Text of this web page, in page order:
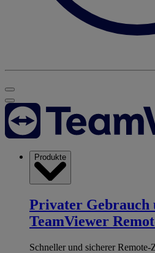
Produkte
Privater Gebrauch
TeamViewer
Schneller und sicherer